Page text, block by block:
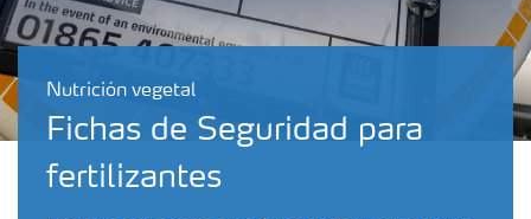
Nutrición vegetal
Fichas de Seguridad para
fertilizantes